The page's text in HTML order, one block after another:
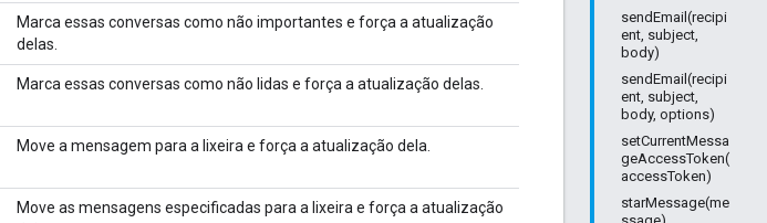
sendEmail(recipi
ent, subject,
body)
sendEmail(recipi
ent, subject,
body, options)
setCurrentMessa
geAccessToken(
accessToken)
starMessage(me
Marca essas conversas como não importantes e força a atualização
delas.
Marca essas conversas como não lidas e força a atualização delas.
Move a mensagem para a lixeira e força a atualização dela.
Move as mensagens especificadas para a lixeira e força a atualização